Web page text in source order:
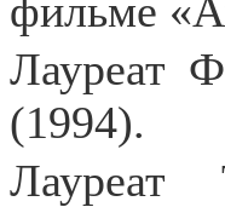
фильме
Лауреат
(1994).
Лауреат